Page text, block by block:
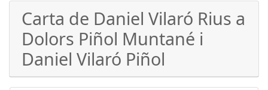
Carta de Daniel Vilaró Rius a
Dolors Piñol Muntané i
Daniel Vilaró Piñol